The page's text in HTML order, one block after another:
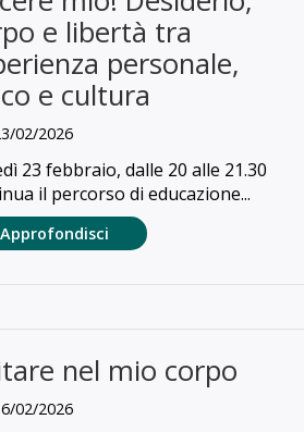
e libertà tra
personale,
e cultura
02/2026
23 febbraio, dalle 20 alle 21.30
il percorso di educazione...
Approfondisci
nel mio corpo
02/2026